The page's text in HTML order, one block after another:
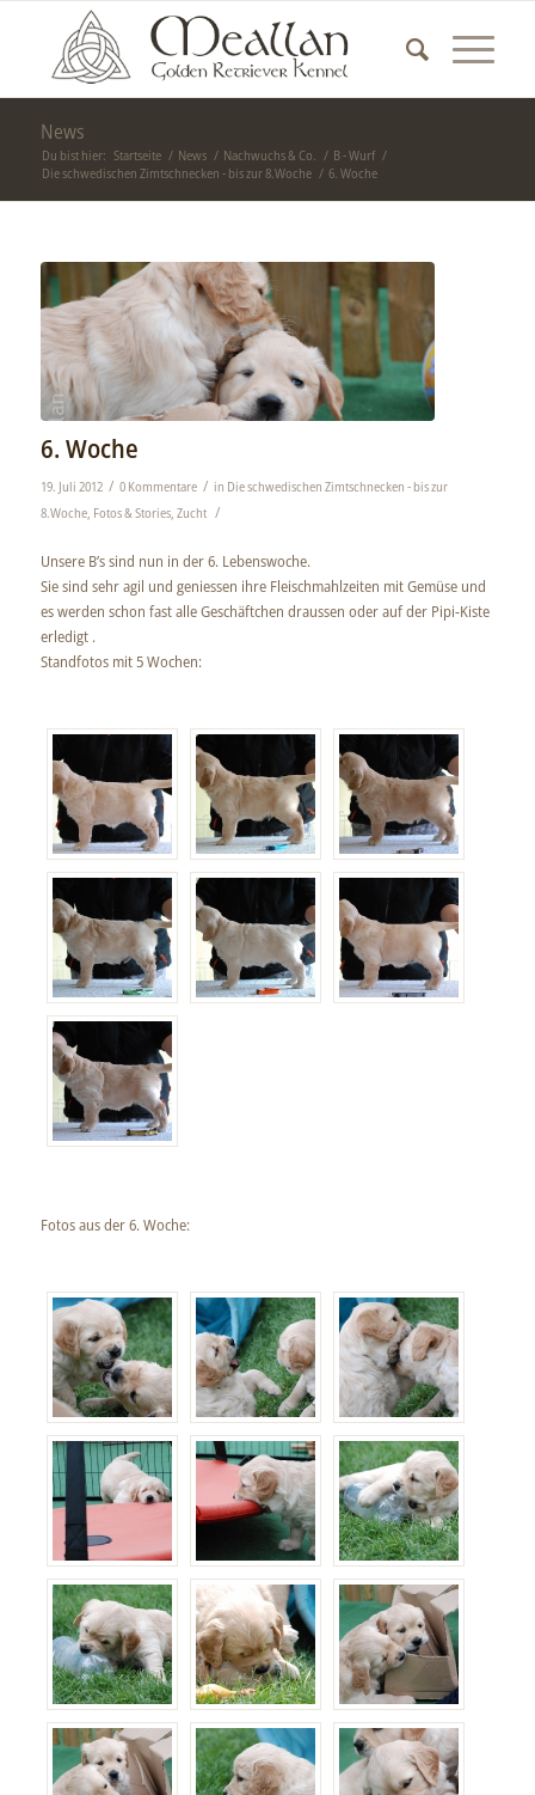
News
Du bist hier: Startseite / News / Nachwuchs & Co. / B - Wurf /
Die schwedischen Zimtschnecken - bis zur 8.Woche / 6. Woche
6. Woche
19. Juli 2012 / 0 Kommentare / in Die schwedischen Zimtschnecken - bis zur
8.Woche, Fotos & Stories, Zucht /
Unsere B’s sind nun in der 6. Lebenswoche.
Sie sind sehr agil und geniessen ihre Fleischmahlzeiten mit Gemüse und
es werden schon fast alle Geschäftchen draussen oder auf der Pipi-Kiste
erledigt .
Standfotos mit 5 Wochen:
Fotos aus der 6. Woche: